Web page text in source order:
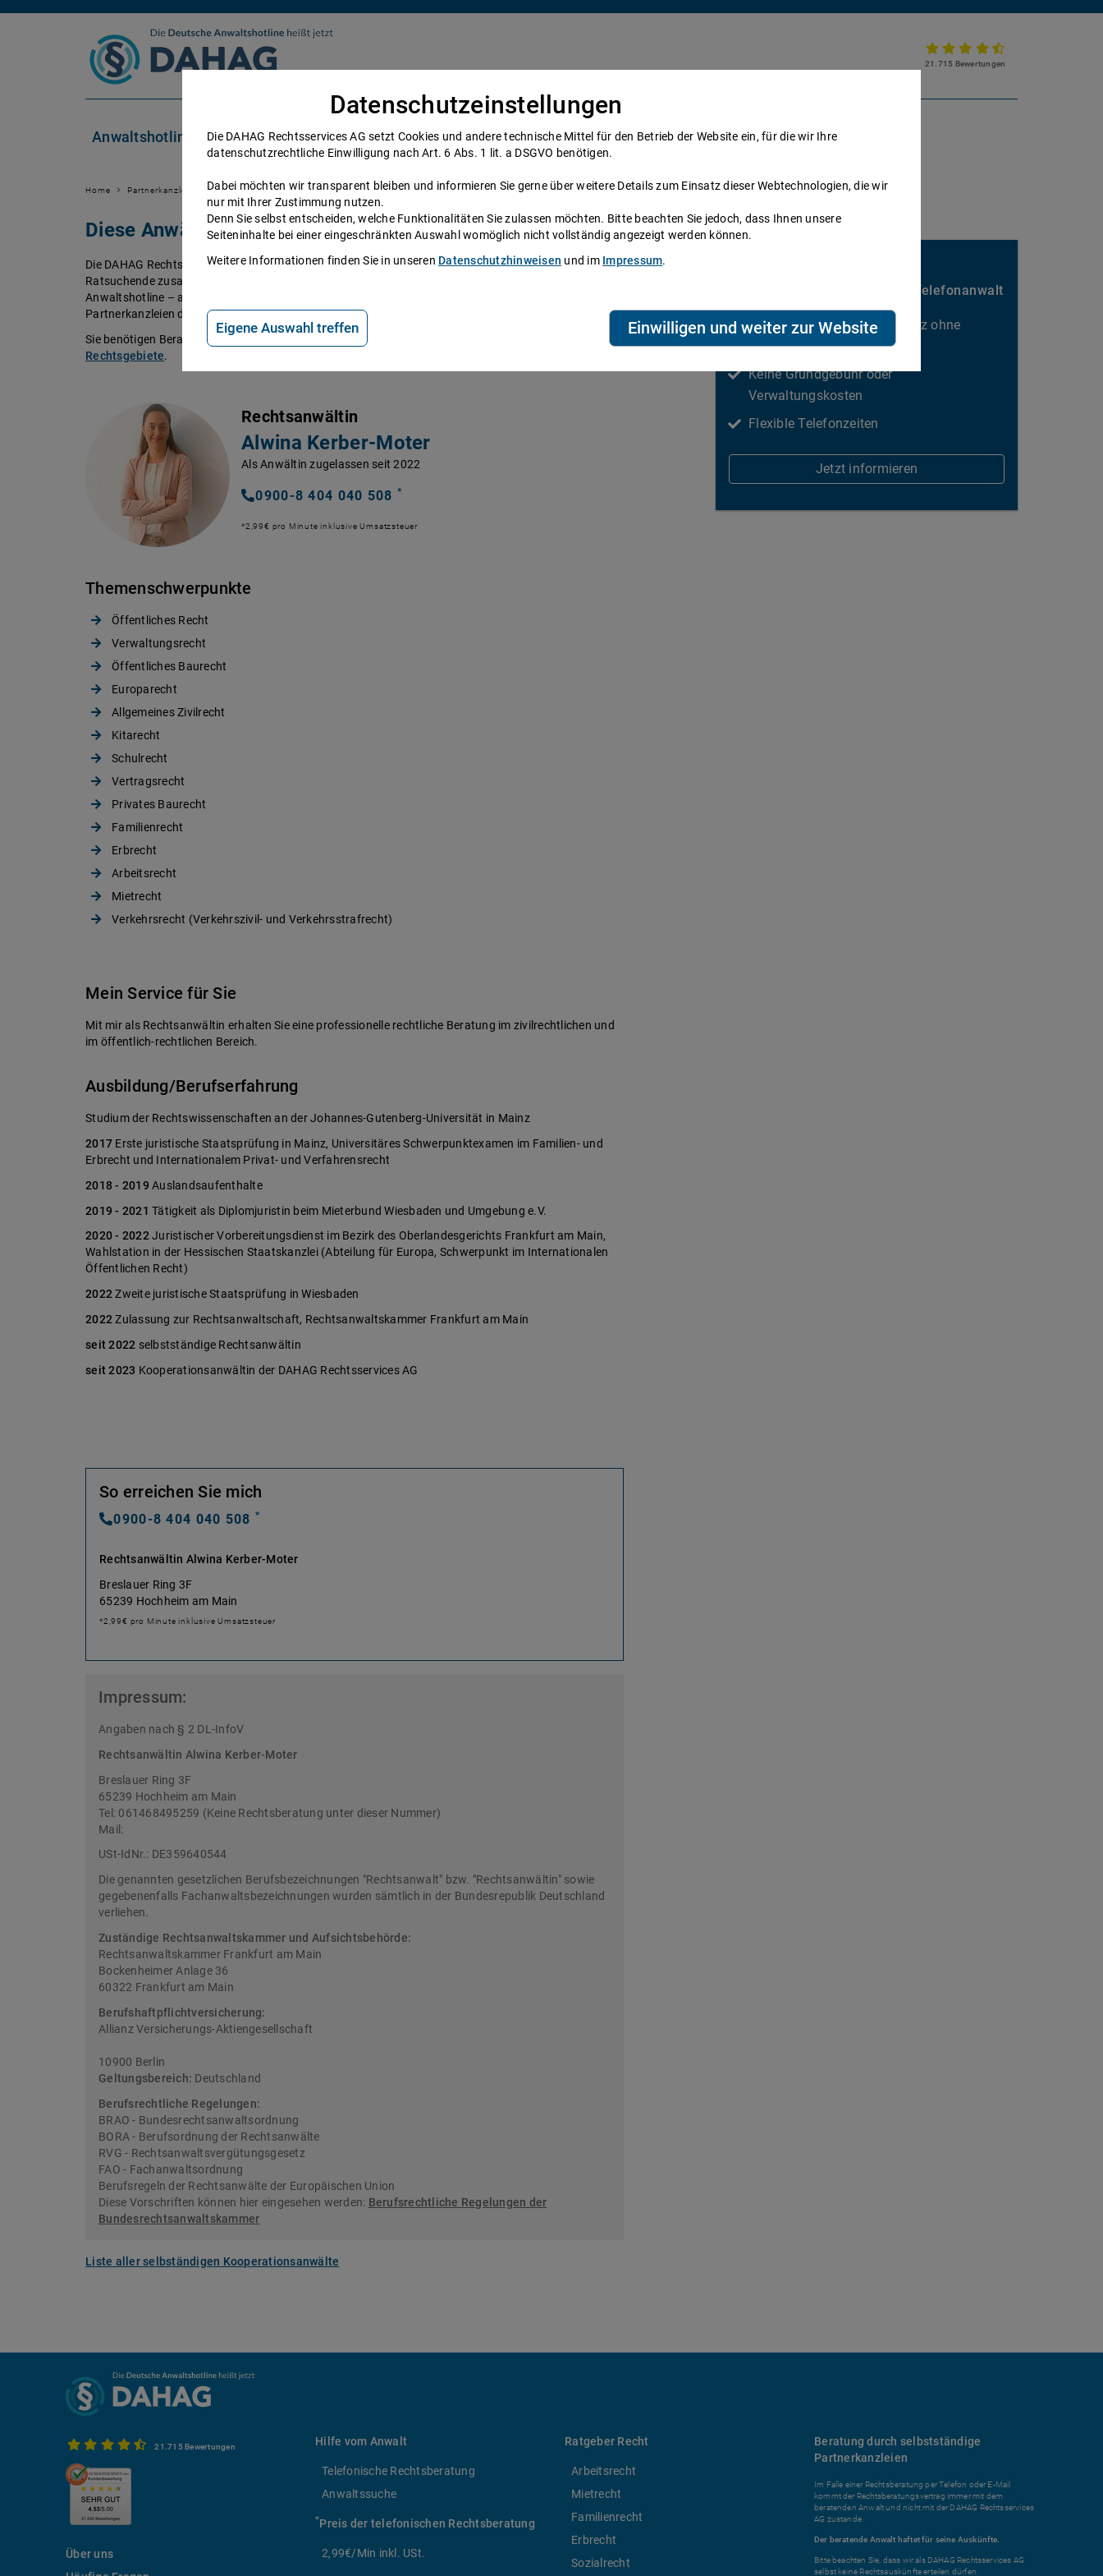
21.715 Bewertungen
Anwaltshotline Rechtsgebiete Über uns Anwälte Telefonanwalt werden Partnerkanzlei werden
Home Partnerkanzleien
Diese Anwälte beraten Sie gerne
Die DAHAG Rechtsservices AG stellt ein technisches System zur Verfügung, das Anwälte und
Ratsuchende zusammen bringt. Über 350 Partnerkanzleien aus ganz Deutschland beraten Sie über die
Anwaltshotline – an 365 Tagen im Jahr. Während ihrer Telefonzeiten erreichen Sie die
Partnerkanzleien der DAHAG Rechtsservices AG über ihre persönliche Durchwahl.
Sie benötigen Beratung in einem bestimmten Rechtsgebiet? Dann finden Sie alle Nummern hier:
Rechtsgebiete.
Rechtsanwältin
Alwina Kerber-Moter
Als Anwältin zugelassen seit 2022
0900-8 404 040 508 *
*2,99€ pro Minute inklusive Umsatzsteuer
Themenschwerpunkte
Öffentliches Recht
Verwaltungsrecht
Öffentliches Baurecht
Europarecht
Allgemeines Zivilrecht
Kitarecht
Schulrecht
Vertragsrecht
Privates Baurecht
Familienrecht
Erbrecht
Arbeitsrecht
Mietrecht
Verkehrsrecht (Verkehrszivil- und Verkehrsstrafrecht)
Mein Service für Sie
Mit mir als Rechtsanwältin erhalten Sie eine professionelle rechtliche Beratung im zivilrechtlichen und
im öffentlich-rechtlichen Bereich.
Ausbildung/Berufserfahrung
Studium der Rechtswissenschaften an der Johannes-Gutenberg-Universität in Mainz
2017 Erste juristische Staatsprüfung in Mainz, Universitäres Schwerpunktexamen im Familien- und
Erbrecht und Internationalem Privat- und Verfahrensrecht
2018 - 2019 Auslandsaufenthalte
2019 - 2021 Tätigkeit als Diplomjuristin beim Mieterbund Wiesbaden und Umgebung e.V.
2020 - 2022Juristischer Vorbereitungsdienst im Bezirk des Oberlandesgerichts Frankfurt am Main,
Wahlstation in der Hessischen Staatskanzlei (Abteilung für Europa, Schwerpunkt im Internationalen
Öffentlichen Recht)
2022Zweite juristische Staatsprüfung in Wiesbaden
2022Zulassung zur Rechtsanwaltschaft, Rechtsanwaltskammer Frankfurt am Main
seit 2022 selbstständige Rechtsanwältin
seit 2023 Kooperationsanwältin der DAHAG Rechtsservices AG
So erreichen Sie mich
0900-8 404 040 508 *
Rechtsanwältin Alwina Kerber-Moter
Breslauer Ring 3F
65239 Hochheim am Main
*2,99€ pro Minute inklusive Umsatzsteuer
Impressum:
Angaben nach § 2 DL-InfoV
Rechtsanwältin Alwina Kerber-Moter
Breslauer Ring 3F
65239 Hochheim am Main
Tel: 061468495259 (Keine Rechtsberatung unter dieser Nummer)
Mail:
USt-IdNr.: DE359640544
Die genannten gesetzlichen Berufsbezeichnungen "Rechtsanwalt" bzw. "Rechtsanwältin" sowie
gegebenenfalls Fachanwaltsbezeichnungen wurden sämtlich in der Bundesrepublik Deutschland
verliehen.
Zuständige Rechtsanwaltskammer und Aufsichtsbehörde:
Rechtsanwaltskammer Frankfurt am Main
Bockenheimer Anlage 36
60322 Frankfurt am Main
Berufshaftpflichtversicherung:
Allianz Versicherungs-Aktiengesellschaft
10900 Berlin
Geltungsbereich: Deutschland
Berufsrechtliche Regelungen:
BRAO - Bundesrechtsanwaltsordnung
BORA - Berufsordnung der Rechtsanwälte
RVG - Rechtsanwaltsvergütungsgesetz
FAO - Fachanwaltsordnung
Berufsregeln der Rechtsanwälte der Europäischen Union
Diese Vorschriften können hier eingesehen werden: Berufsrechtliche Regelungen der
Bundesrechtsanwaltskammer
Liste aller selbständigen Kooperationsanwälte
Nebenbei Geld verdienen als Telefonanwalt
Kalkulierbarer Honorarumsatz ohne
Ausfallrisiko
Keine Grundgebühr oder
Verwaltungskosten
Flexible Telefonzeiten
Jetzt informieren
21.715 Bewertungen
Über uns
Hilfe vom Anwalt
Telefonische Rechtsberatung
Anwaltssuche
*Preis der telefonischen Rechtsberatung
2,99€/Min inkl. USt.
Ratgeber Recht
Arbeitsrecht
Mietrecht
Familienrecht
Erbrecht
Sozialrecht
Beratung durch selbstständige
Partnerkanzleien
Im Falle einer Rechtsberatung per Telefon oder E-Mail
kommt der Rechtsberatungsvertrag immer mit dem
beratenden Anwalt und nicht mit der DAHAG Rechtsservices
AG zustande.
Der beratende Anwalt haftet für seine Auskünfte.
Bitte beachten Sie, dass wir als DAHAG Rechtsservices AG
selbst keine Rechtsauskünfte erteilen dürfen.
Datenschutzeinstellungen
Die DAHAG Rechtsservices AG setzt Cookies und andere technische Mittel für den Betrieb der Website ein, für die wir Ihre
datenschutzrechtliche Einwilligung nach Art. 6 Abs. 1 lit. a DSGVO benötigen.
Dabei möchten wir transparent bleiben und informieren Sie gerne über weitere Details zum Einsatz dieser Webtechnologien, die wir
nur mit Ihrer Zustimmung nutzen.
Denn Sie selbst entscheiden, welche Funktionalitäten Sie zulassen möchten. Bitte beachten Sie jedoch, dass Ihnen unsere
Seiteninhalte bei einer eingeschränkten Auswahl womöglich nicht vollständig angezeigt werden können.
Weitere Informationen finden Sie in unseren Datenschutzhinweisen und im Impressum.
Eigene Auswahl treffen Einwilligen und weiter zur Website